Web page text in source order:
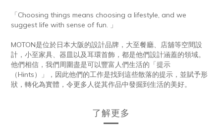
「Choosing things means choosing a lifestyle, and we
suggest life with sense of fun. 」
MOTON是位於日本大阪的設計品牌，大至餐廳、店舖等空間設
計，小至家具、器皿以及耳環首飾，都是他們設計涵蓋的領域。
他們相信，我們周圍盡是可以豐富人們生活的「提示
（Hints）」，因此他們的工作是找到這些散落的提示，並賦予形
狀，轉化為實體，令更多人從其作品中發掘到生活的美好。
了解更多